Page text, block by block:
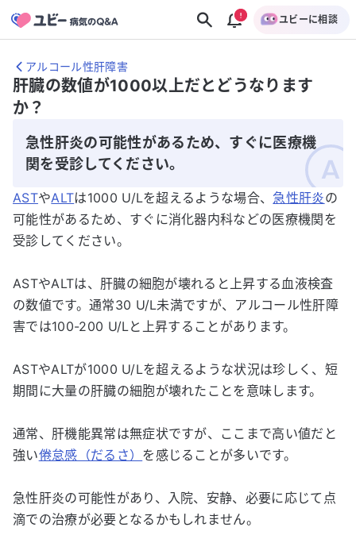
ユビーに相談
アルコール性肝障害
肝臓の数値が1000以上だとどうなります
か？
急性肝炎の可能性があるため、すぐに医療機
関を受診してください。
ASTやALTは1000 U/Lを超えるような場合、 急性肝炎の
可能性があるため、すぐに消化器内科などの医療機関を
受診してください。
ASTやALTは、肝臓の細胞が壊れると上昇する血液検査
の数値です。通常30 U/L未満ですが、アルコール性肝障
害では100-200 U/Lと上昇することがあります。
ASTやALTが1000 U/Lを超えるような状況は珍しく、短
期間に大量の肝臓の細胞が壊れたことを意味します。
通常、肝機能異常は無症状ですが、ここまで高い値だと
強い倦怠感（だるさ） を感じることが多いです。
急性肝炎の可能性があり、入院、安静、必要に応じて点
滴での治療が必要となるかもしれません。